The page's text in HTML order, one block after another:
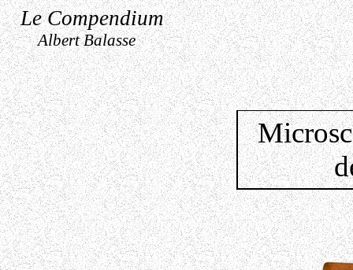
Le Compendium
Albert Balasse